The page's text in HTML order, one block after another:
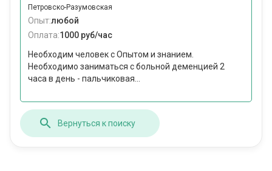
Петровско-Разумовская
Опыт:любой
Оплата:1000 руб/час
Необходим человек с Опытом и знанием.
Необходимо заниматься с больной деменцией 2
часа в день - пальчиковая...
Вернуться к поиску